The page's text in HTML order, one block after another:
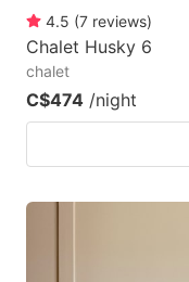
4.5 (7 reviews)
Chalet Husky 6
chalet
C$474 /night